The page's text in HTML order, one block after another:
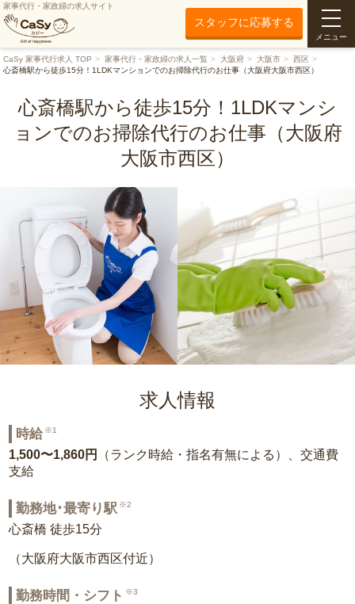
家事代行・家政婦の求人サイト
スタッフに応募する
メニュー
CaSy 家事代行求人 TOP 家事代行・家政婦の求人一覧 大阪府 大阪市
西区
心斎橋駅から徒歩15分！1LDKマンションでのお掃除代行のお仕事（大阪府大阪市西区）
心斎橋駅から徒歩15分！1LDKマンシ
ョンでのお掃除代行のお仕事（大阪府
大阪市西区）
求人情報
時給 ※1
1,500〜1,860円
（ランク時給・指名有無による）、交通費
支給
勤務地･最寄り駅 ※2
心斎橋 徒歩15分
（大阪府大阪市西区付近）
勤務時間・シフト ※3